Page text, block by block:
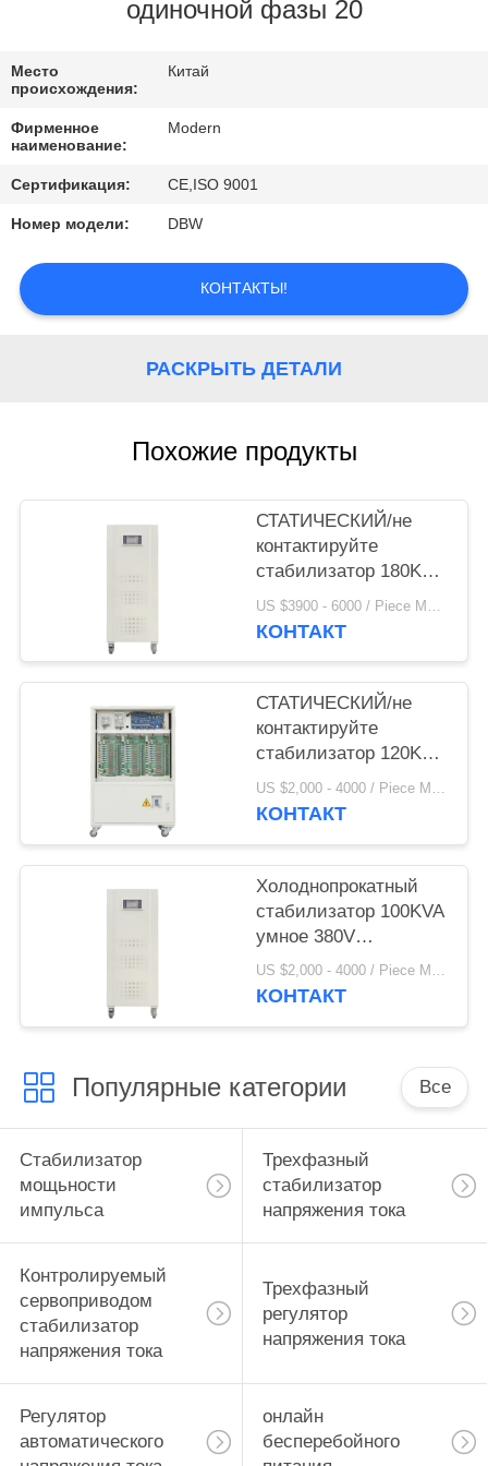
КАЧЕСТВА
СВЯЖИТЕСЬ
МЫ
СПРОСИТЕ
ЦИТАТУ
COMPANY
NEWS
одиночной фазы 20
Место
происхождения:
Китай
Фирменное
наименование:
Modern
Сертификация: CE,ISO 9001
Номер модели: DBW
КОНТАКТЫ!
РАСКРЫТЬ ДЕТАЛИ
Похожие продукты
СТАТИЧЕСКИЙ/не
контактируйте
стабилизатор 180KVA
умное 380V
напряжения тока AC
US $3900 - 6000 / Piece MOQ:1
КОНТАКТ
СТАТИЧЕСКИЙ/не
контактируйте
стабилизатор 120KVA
умное 380V
напряжения тока AC
US $2,000 - 4000 / Piece MOQ:1
КОНТАКТ
Холоднопрокатный
стабилизатор 100KVA
умное 380V
напряжения тока AC US $2,000 - 4000 / Piece MOQ:1
КОНТАКТ
Популярные категории Все
Стабилизатор
мощьности
импульса
Трехфазный
стабилизатор
напряжения тока
Контролируемый
сервоприводом
стабилизатор
напряжения тока
Трехфазный
регулятор
напряжения тока
Регулятор
автоматического
онлайн
бесперебойного